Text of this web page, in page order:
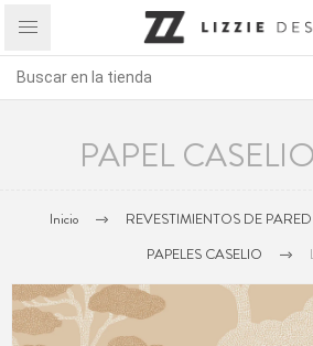
PAPEL
Inicio REVESTIMIENTOS DE PARED
PAPELES CASELIO